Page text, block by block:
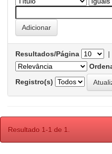
Resultados/Página |
Registro(s)
Resultado 1-1 de 1.